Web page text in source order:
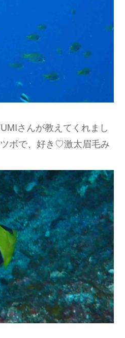
さんが教えてくれまし
ボで、好き♡激太眉毛み